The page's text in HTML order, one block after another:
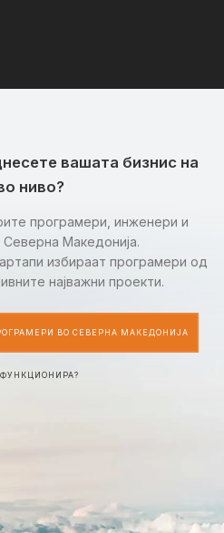
вашата бизнис на
ниво?
програмери, инженери и
Северна Македонија.
избираат програмери од
најважни проекти.
ВО СЕВЕРНА МАКЕДОНИЈА
ФУНКЦИОНИРА?